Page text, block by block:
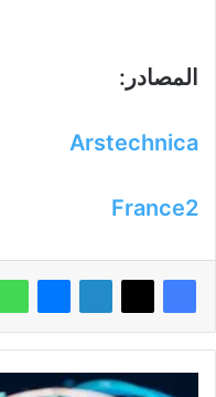
المصادر:
Arstechnica
France2